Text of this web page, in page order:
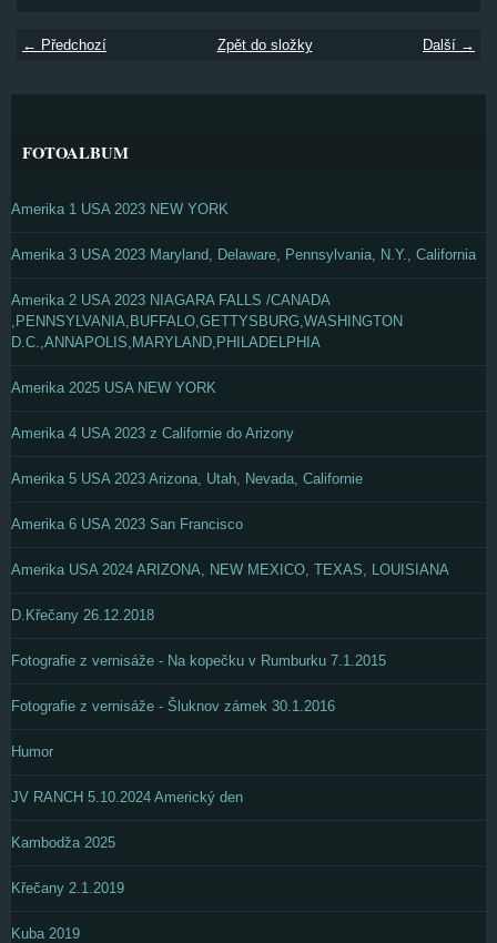
← Předchozí Další →
Zpět do složky
FOTOALBUM
Amerika 1 USA 2023 NEW YORK
Amerika 3 USA 2023 Maryland, Delaware, Pennsylvania, N.Y., California
Amerika 2 USA 2023 NIAGARA FALLS /CANADA
,PENNSYLVANIA,BUFFALO,GETTYSBURG,WASHINGTON
D.C.,ANNAPOLIS,MARYLAND,PHILADELPHIA
Amerika 2025 USA NEW YORK
Amerika 4 USA 2023 z Californie do Arizony
Amerika 5 USA 2023 Arizona, Utah, Nevada, Californie
Amerika 6 USA 2023 San Francisco
Amerika USA 2024 ARIZONA, NEW MEXICO, TEXAS, LOUISIANA
D.Křečany 26.12.2018
Fotografie z vernisáže - Na kopečku v Rumburku 7.1.2015
Fotografie z vernisáže - Šluknov zámek 30.1.2016
Humor
JV RANCH 5.10.2024 Americký den
Kambodža 2025
Křečany 2.1.2019
Kuba 2019